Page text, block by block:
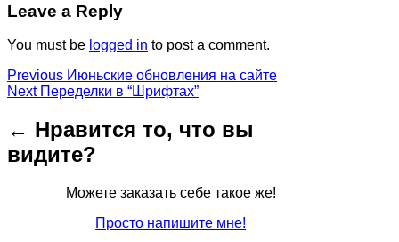
Leave a Reply
You must be logged in to post a comment.
Post
navigation
Previous Previous
post:
Июньские обновления на сайте
Next Next
Переделки в “Шрифтах”
← Нравится то, что вы
видите?
Можете заказать себе такое же!
Просто напишите мне!